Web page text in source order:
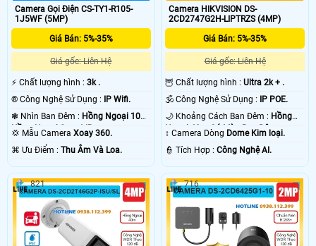
Camera Gọi Điện CS-TY1-R105-
1J5WF (5MP)
Giá Bán: 5%-35%
Giá gốc: Liên Hệ
️⚡ Chất lượng hình : 3k .
®️ Công Nghệ Sử Dụng :
IP Wifi.
❃ Nhìn Ban Đêm : Hồng Ngoại 10m
Hồng Ngoại Smart IR.
💢 Mẫu Camera Xoay 360.
️⌘ Ưu Điểm : Thu Âm Và Loa.
Camera HIKVISION DS-
2CD2747G2H-LIPTRZS (4MP)
Giá Bán: 5%-35%
Giá gốc: Liên Hệ
🦉 Chất lượng hình :Ultra 2k + .
🕉️ Công Nghệ Sử Dụng :
IP POE.
🌙 Khoảng Cách Ban Đêm : Hồng
Ngoại 40m Có Màu Ban Ðêm.
↕️ Camera Dòng Dome Kim loại.
️👮 Tích Hợp :Công Nghệ AI.
821 716